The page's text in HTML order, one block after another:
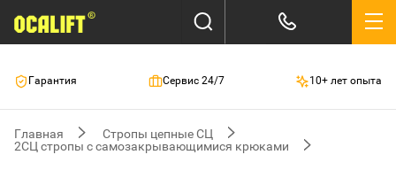
Гарантия Сервис 24/7 10+ лет опыта
Главная
Стропы цепные СЦ
2СЦ стропы с самозакрывающимися крюками